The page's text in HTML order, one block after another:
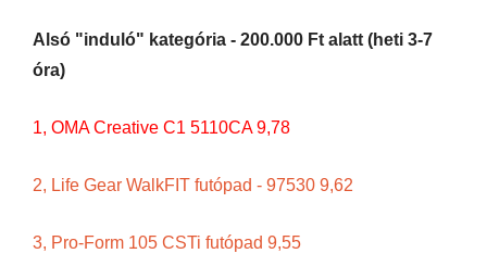
Alsó "induló" kategória - 200.000 Ft alatt (heti 3-7
óra)
1, OMA Creative C1 5110CA 9,78
2, Life Gear WalkFIT futópad - 97530 9,62
3, Pro-Form 105 CSTi futópad 9,55